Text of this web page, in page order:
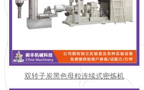
双转子炭黑色母粒连续式密炼机